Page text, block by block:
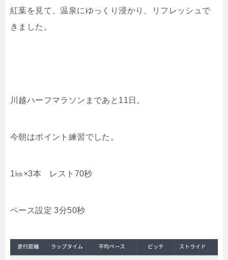
紅葉を見て、温泉にゆっくり浸かり、リフレッシュで
きました。
川越ハーフマラソンまであと11日。
今朝はポイント練習でした。
1㎞×3本 レスト70秒
ペース設定 3分50秒